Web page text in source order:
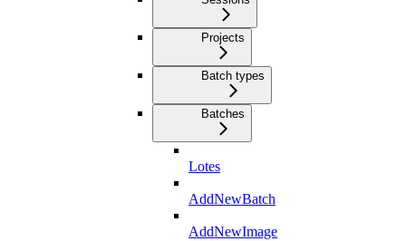
Projects
Batch types
Batches
Lotes
AddNewBatch
AddNewImage